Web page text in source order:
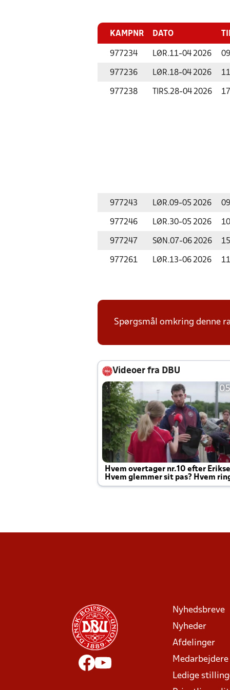
KAMPNR DATO
977234 LØR.11-04 2026
977236 LØR.18-04 2026
977238 TIRS.28-04 2026
977243 LØR.09-05 2026
977246 LØR.30-05 2026
977247 SØN.07-06 2026
977261 LØR.13-06 2026
Spørgsmål omkring denne
Videoer fra DBU
Hvem overtager nr.10 efter
Hvem glemmer sit pas? Hvem
Joachim altid til efter kampe?
Nyhedsbreve
Nyheder
Afdelinger
Medarbejdere
Ledige